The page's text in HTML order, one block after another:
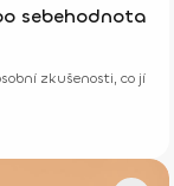
sebehodnota
zkušenosti, co jí